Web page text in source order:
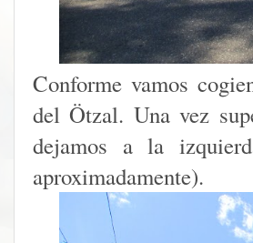
Conforme vamos
del Ötzal. Una vez
dejamos a la
aproximadamente).